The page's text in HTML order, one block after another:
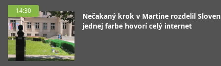
14:30
Nečakaný krok v Martine rozdelil
jednej farbe hovorí celý internet